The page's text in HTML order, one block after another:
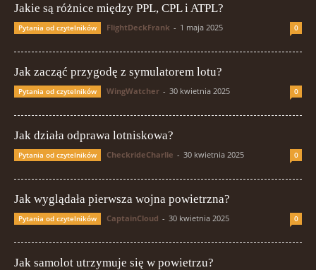
Jakie są różnice między PPL, CPL i ATPL?
Pytania od czytelników FlightDeckFrank - 1 maja 2025 0
Jak zacząć przygodę z symulatorem lotu?
Pytania od czytelników WingWatcher - 30 kwietnia 2025 0
Jak działa odprawa lotniskowa?
Pytania od czytelników CheckrideCharlie - 30 kwietnia 2025 0
Jak wyglądała pierwsza wojna powietrzna?
Pytania od czytelników CaptainCloud - 30 kwietnia 2025 0
Jak samolot utrzymuje się w powietrzu?